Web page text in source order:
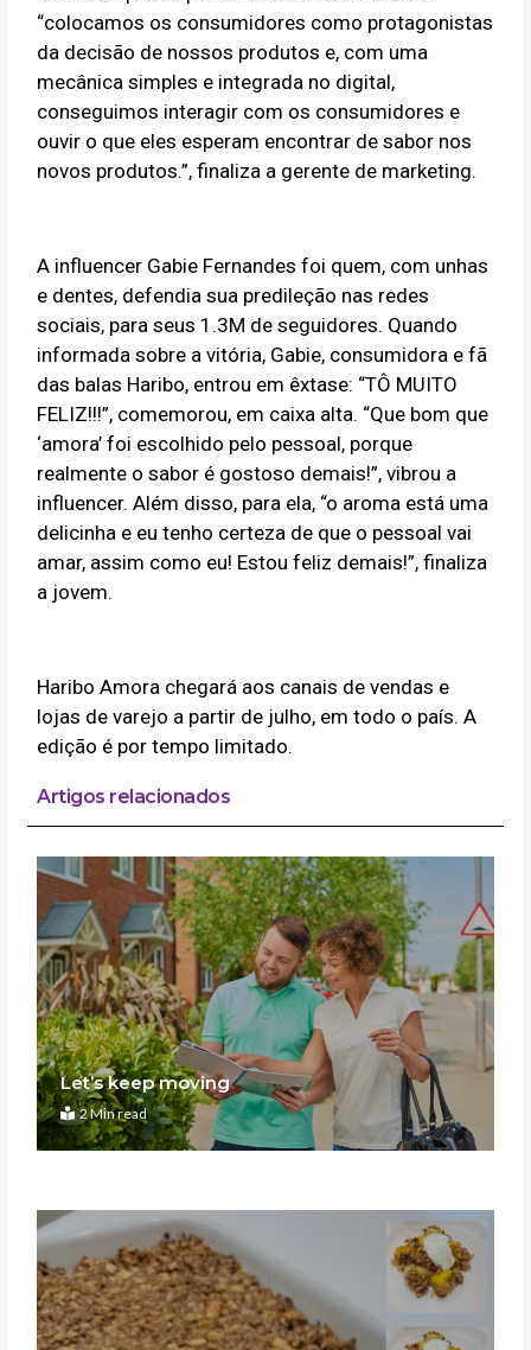
“colocamos os consumidores como protagonistas
da decisão de nossos produtos e, com uma
mecânica simples e integrada no digital,
conseguimos interagir com os consumidores e
ouvir o que eles esperam encontrar de sabor nos
novos produtos.”, finaliza a gerente de marketing.
A influencer Gabie Fernandes foi quem, com unhas
e dentes, defendia sua predileção nas redes
sociais, para seus 1.3M de seguidores. Quando
informada sobre a vitória, Gabie, consumidora e fã
das balas Haribo, entrou em êxtase: “TÔ MUITO
FELIZ!!!”, comemorou, em caixa alta. “Que bom que
‘amora’ foi escolhido pelo pessoal, porque
realmente o sabor é gostoso demais!”, vibrou a
influencer. Além disso, para ela, “o aroma está uma
delicinha e eu tenho certeza de que o pessoal vai
amar, assim como eu! Estou feliz demais!”, finaliza
a jovem.
Haribo Amora chegará aos canais de vendas e
lojas de varejo a partir de julho, em todo o país. A
edição é por tempo limitado.
Artigos relacionados
Let’s keep moving
2 Min read